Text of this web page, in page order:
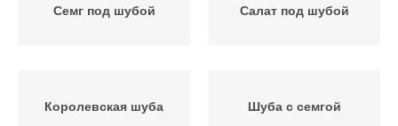
Семг под шубой Салат под шубой
Королевская шуба Шуба с семгой